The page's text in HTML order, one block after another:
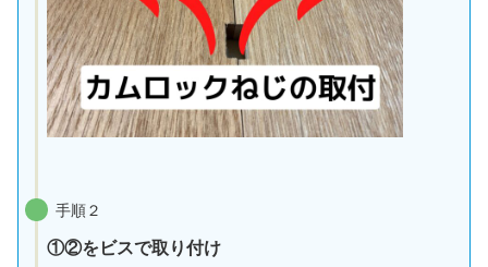
手順２
①②をビスで取り付け